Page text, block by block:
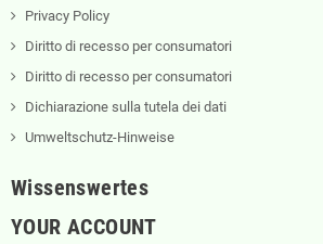
Privacy Policy
Diritto di recesso per consumatori
Diritto di recesso per consumatori
Dichiarazione sulla tutela dei dati
Umweltschutz-Hinweise
Wissenswertes
YOUR ACCOUNT